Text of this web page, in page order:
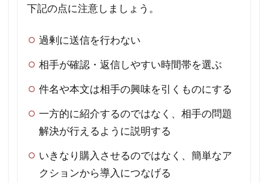
3.1
にと
って
リッ
ト
3.2
にと
って
下記の点に注意しましょう。
過剰に送信を行わない
相手が確認・返信しやすい時間帯を選ぶ
件名や本文は相手の興味を引くものにする
一方的に紹介するのではなく、相手の問題
解決が行えるように説明する
いきなり購入させるのではなく、簡単なア
クションから導入につなげる